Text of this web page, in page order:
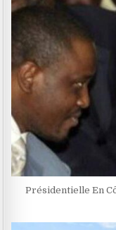
Présidentielle En